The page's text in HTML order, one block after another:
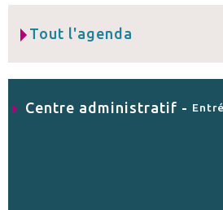
Tout l'agenda
Centre administratif -